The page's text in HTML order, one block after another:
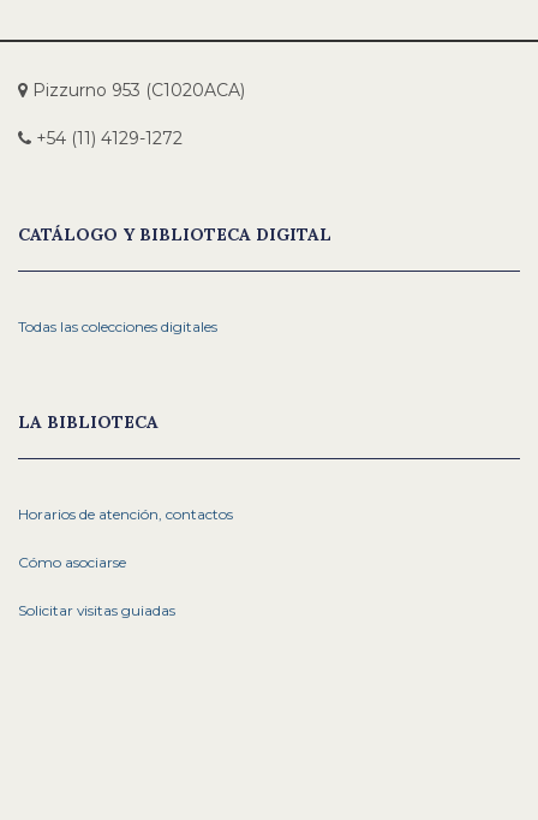
Pizzurno 953 (C1020ACA)
+54 (11) 4129-1272
CATÁLOGO Y BIBLIOTECA DIGITAL
Todas las colecciones digitales
LA BIBLIOTECA
Horarios de atención, contactos
Cómo asociarse
Solicitar visitas guiadas